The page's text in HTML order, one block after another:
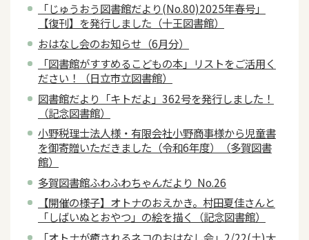
「じゅうおう図書館だより(No.80)2025年春号」
【復刊】を発行しました（十王図書館）
おはなし会のお知らせ（6月分）
「図書館がすすめるこどもの本」リストをご活用く
ださい！（日立市立図書館）
図書館だより「キトだよ」362号を発行しました！
（記念図書館）
小野税理士法人様・有限会社小野商事様から児童書
を御寄贈いただきました（令和6年度）（多賀図書
館）
多賀図書館ふわふわちゃんだより No.26
【開催の様子】オトナのおえかき。村田夏佳さんと
「しばいぬとおやつ」の絵を描く（記念図書館）